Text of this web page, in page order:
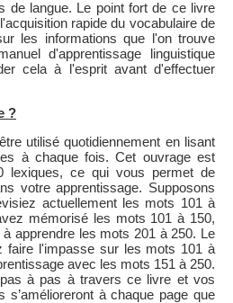
de langue. Le point fort de ce livre
rapide du vocabulaire de
les informations que l'on trouve
d'apprentissage linguistique
cela à l'esprit avant d'effectuer
?
utilisé quotidiennement en lisant
à chaque fois. Cet ouvrage est
lexiques, ce qui vous permet de
votre apprentissage. Supposons
actuellement les mots 101 à
mémorisé les mots 101 à 150,
apprendre les mots 201 à 250. Le
faire l'impasse sur les mots 101 à
avec les mots 151 à 250.
à pas à travers ce livre et vos
s’amélioreront à chaque page que